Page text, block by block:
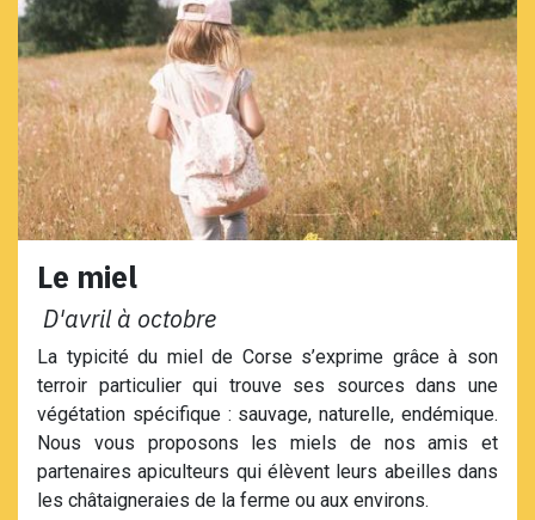
Le miel
D'avril à octobre
La typicité du miel de Corse s’exprime grâce à son
terroir particulier qui trouve ses sources dans une
végétation spécifique : sauvage, naturelle, endémique.
Nous vous proposons les miels de nos amis et
partenaires apiculteurs qui élèvent leurs abeilles dans
les châtaigneraies de la ferme ou aux environs.